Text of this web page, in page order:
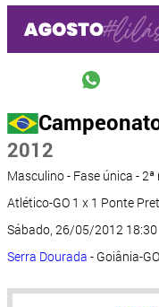
2012
Masculino - Fase única -
Atlético-GO 1 x 1 Ponte
Sábado, 26/05/2012 18:30
Serra Dourada - Goiânia-